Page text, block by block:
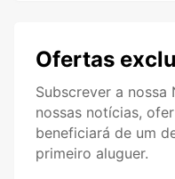
Ofertas
Subscrever a
nossas notícias,
beneficiará de um
primeiro aluguer.